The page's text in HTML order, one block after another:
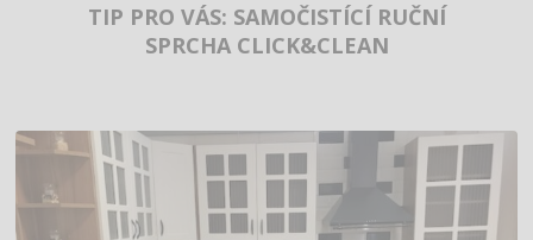
TIP PRO VÁS: SAMOČISTÍCÍ RUČNÍ
SPRCHA CLICK&CLEAN